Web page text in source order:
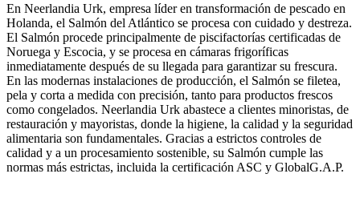
En Neerlandia Urk, empresa líder en transformación de pescado en
Holanda, el Salmón del Atlántico se procesa con cuidado y destreza.
El Salmón procede principalmente de piscifactorías certificadas de
Noruega y Escocia, y se procesa en cámaras frigoríficas
inmediatamente después de su llegada para garantizar su frescura.
En las modernas instalaciones de producción, el Salmón se filetea,
pela y corta a medida con precisión, tanto para productos frescos
como congelados. Neerlandia Urk abastece a clientes minoristas, de
restauración y mayoristas, donde la higiene, la calidad y la seguridad
alimentaria son fundamentales. Gracias a estrictos controles de
calidad y a un procesamiento sostenible, su Salmón cumple las
normas más estrictas, incluida la certificación ASC y GlobalG.A.P.